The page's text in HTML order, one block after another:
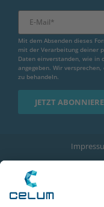
Mit dem Absenden dieses
mit der Verarbeitung deiner
Daten einverstanden, wie in
angegeben. Wir
zu behandeln.